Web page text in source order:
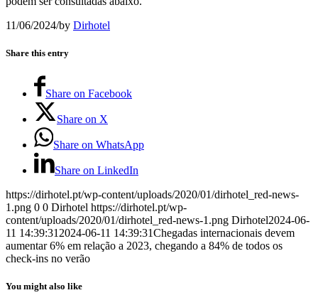
11/06/2024/by Dirhotel
Share this entry
Share on Facebook
Share on X
Share on WhatsApp
Share on LinkedIn
https://dirhotel.pt/wp-content/uploads/2020/01/dirhotel_red-news-
1.png 0 0 Dirhotel https://dirhotel.pt/wp-
content/uploads/2020/01/dirhotel_red-news-1.png Dirhotel2024-06-
11 14:39:31 2024-06-11 14:39:31Chegadas internacionais devem
aumentar 6% em relação a 2023, chegando a 84% de todos os
check-ins no verão
You might also like